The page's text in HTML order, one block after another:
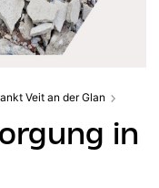
Veit an der Glan
in